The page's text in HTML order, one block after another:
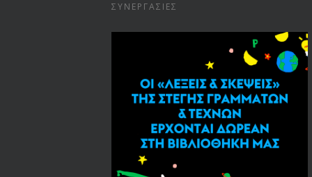
ΣΥΝΕΡΓΑΣΊΕΣ